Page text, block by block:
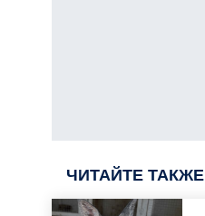
ЧИТАЙТЕ ТАКЖЕ